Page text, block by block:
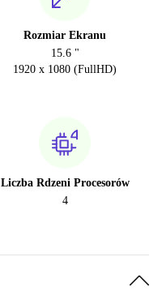
Rozmiar Ekranu
15.6 "
1920 x 1080 (FullHD)
Liczba Rdzeni Procesorów
4